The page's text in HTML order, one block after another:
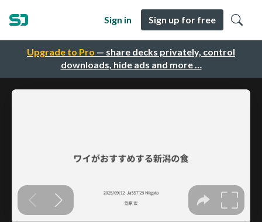
Upgrade to Pro — share decks privately, control
downloads, hide ads and more …
Sign in Sign up for free